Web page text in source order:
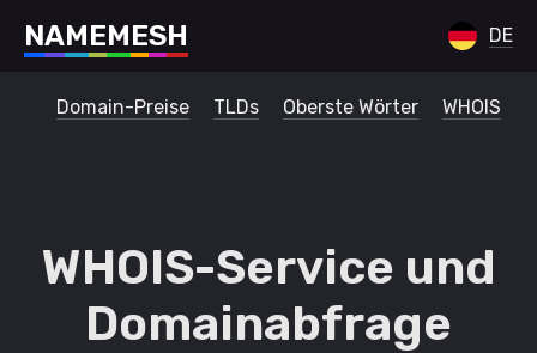
NAMEMESH DE
Domain-Preise TLDs Oberste Wörter WHOIS
WHOIS-Service und
Domainabfrage